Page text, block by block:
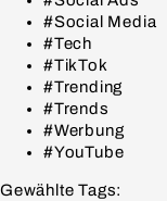
#Social Media
#Tech
#TikTok
#Trending
#Trends
#Werbung
#YouTube
Gewählte Tags: